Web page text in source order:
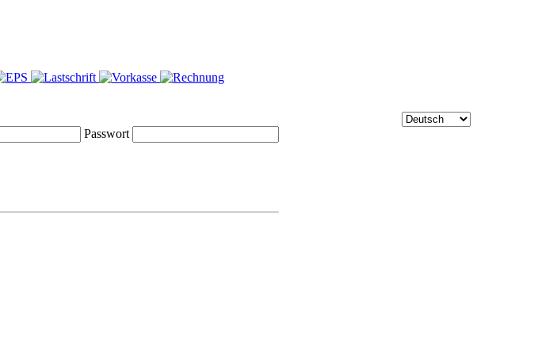
Passwort